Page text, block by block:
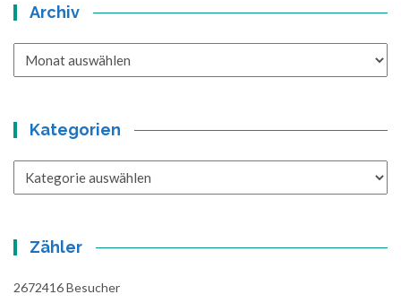
Archiv
Kategorien
Zähler
2672416Besucher